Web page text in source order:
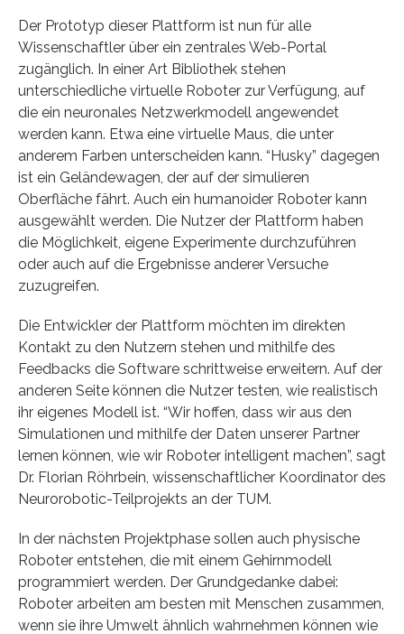
Der Prototyp dieser Plattform ist nun für alle
Wissenschaftler über ein zentrales Web-Portal
zugänglich. In einer Art Bibliothek stehen
unterschiedliche virtuelle Roboter zur Verfügung, auf
die ein neuronales Netzwerkmodell angewendet
werden kann. Etwa eine virtuelle Maus, die unter
anderem Farben unterscheiden kann. “Husky” dagegen
ist ein Geländewagen, der auf der simulieren
Oberfläche fährt. Auch ein humanoider Roboter kann
ausgewählt werden. Die Nutzer der Plattform haben
die Möglichkeit, eigene Experimente durchzuführen
oder auch auf die Ergebnisse anderer Versuche
zuzugreifen.
Die Entwickler der Plattform möchten im direkten
Kontakt zu den Nutzern stehen und mithilfe des
Feedbacks die Software schrittweise erweitern. Auf der
anderen Seite können die Nutzer testen, wie realistisch
ihr eigenes Modell ist. “Wir hoffen, dass wir aus den
Simulationen und mithilfe der Daten unserer Partner
lernen können, wie wir Roboter intelligent machen”, sagt
Dr. Florian Röhrbein, wissenschaftlicher Koordinator des
Neurorobotic-Teilprojekts an der TUM.
In der nächsten Projektphase sollen auch physische
Roboter entstehen, die mit einem Gehirnmodell
programmiert werden. Der Grundgedanke dabei:
Roboter arbeiten am besten mit Menschen zusammen,
wenn sie ihre Umwelt ähnlich wahrnehmen können wie